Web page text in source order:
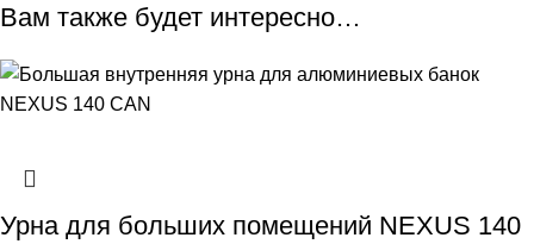
Вам также будет интересно…
Урна для больших помещений NEXUS 140